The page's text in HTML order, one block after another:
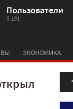
Пользователи
6 191
ЭКОНОМИКА